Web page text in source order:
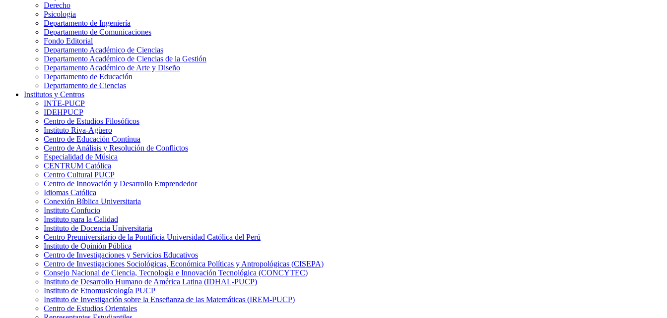
Derecho
Psicologia
Departamento de Ingeniería
Departamento de Comunicaciones
Fondo Editorial
Departamento Académico de Ciencias
Departamento Académico de Ciencias de la Gestión
Departamento Académico de Arte y Diseño
Departamento de Educación
Departamento de Ciencias
Institutos y Centros
INTE-PUCP
IDEHPUCP
Centro de Estudios Filosóficos
Instituto Riva-Agüero
Centro de Educación Contínua
Centro de Análisis y Resolución de Conflictos
Especialidad de Música
CENTRUM Católica
Centro Cultural PUCP
Centro de Innovación y Desarrollo Emprendedor
Idiomas Católica
Conexión Bíblica Universitaria
Instituto Confucio
Instituto para la Calidad
Instituto de Docencia Universitaria
Centro Preuniversitario de la Pontificia Universidad Católica del Perú
Instituto de Opinión Pública
Centro de Investigaciones y Servicios Educativos
Centro de Investigaciones Sociológicas, Económica Políticas y Antropológicas (CISEPA)
Consejo Nacional de Ciencia, Tecnología e Innovación Tecnológica (CONCYTEC)
Instituto de Desarrollo Humano de América Latina (IDHAL-PUCP)
Instituto de Etnomusicología PUCP
Instituto de Investigación sobre la Enseñanza de las Matemáticas (IREM-PUCP)
Centro de Estudios Orientales